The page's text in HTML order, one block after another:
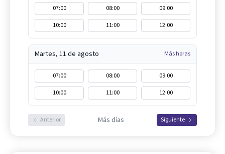
07:00 08:00
09:00
10:00
11:00 12:00
Martes, 11 de agosto Más horas
07:00 08:00
09:00
10:00
11:00 12:00
Anterior Más días Siguiente